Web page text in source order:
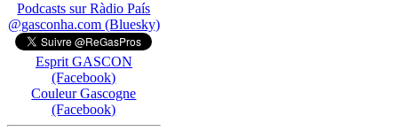
Podcasts sur Ràdio País
@gasconha.com (Bluesky)
Esprit GASCON
(Facebook)
Couleur Gascogne
(Facebook)